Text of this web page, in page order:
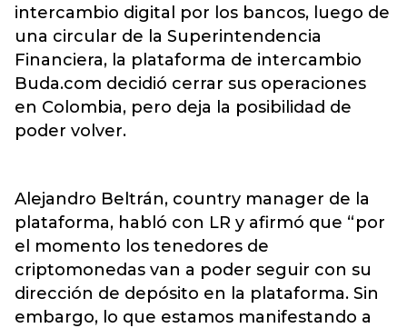
intercambio digital por los bancos, luego de
una circular de la Superintendencia
Financiera, la plataforma de intercambio
Buda.com decidió cerrar sus operaciones
en Colombia, pero deja la posibilidad de
poder volver.
Alejandro Beltrán, country manager de la
plataforma, habló con LR y afirmó que “por
el momento los tenedores de
criptomonedas van a poder seguir con su
dirección de depósito en la plataforma. Sin
embargo, lo que estamos manifestando a